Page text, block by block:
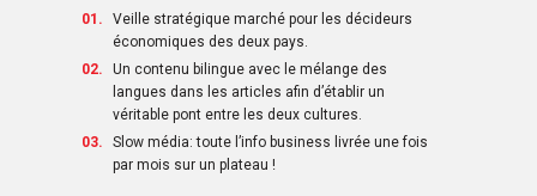
Veille stratégique marché pour les décideurs
économiques des deux pays.
Un contenu bilingue avec le mélange des
langues dans les articles afin d’établir un
véritable pont entre les deux cultures.
Slow média: toute l’info business livrée une fois
par mois sur un plateau !